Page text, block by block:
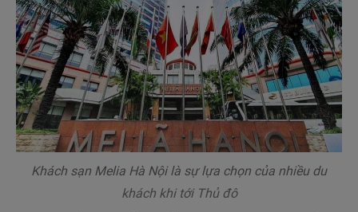
Khách sạn Melia Hà Nội là sự lựa chọn của nhiều du
khách khi tới Thủ đô